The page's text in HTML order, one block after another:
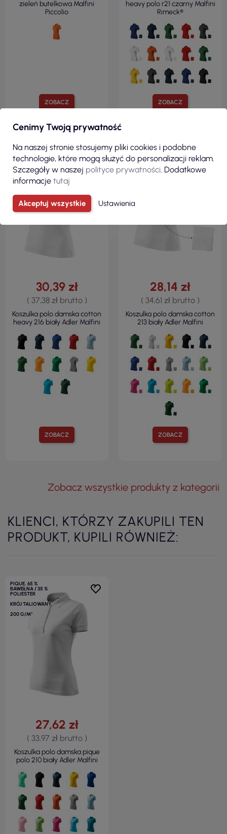
ZOBACZ
zieleń butelkowa Malfini
Piccolio
ZOBACZ
heavy polo r21 czarny Malfini
Rimeck®
PIQUE, 100 %
BAWEŁNA
KRÓJ TALIOWANY
220 G/M²
ZOBACZ
30,39 zł
( 37,38 zł brutto )
Koszulka polo damska cotton
heavy 216 biały Adler Malfini
PIQUE, 100 %
BAWEŁNA
KRÓJ TALIOWANY
170 G/M²
ZOBACZ
28,14 zł
( 34,61 zł brutto )
Koszulka polo damska cotton
213 biały Adler Malfini
Zobacz wszystkie produkty z kategorii
KLIENCI, KTÓRZY ZAKUPILI TEN
PRODUKT, KUPILI RÓWNIEŻ:
PIQUE, 65 %
BAWEŁNA / 35 %
POLIESTER
KRÓJ TALIOWANY
200 G/M²
27,62 zł
( 33,97 zł brutto )
Koszulka polo damska pique
polo 210 biały Adler Malfini
Cenimy Twoją prywatność
Na naszej stronie stosujemy pliki cookies i podobne
technologie, które mogą służyć do personalizacji reklam.
Szczegóły w naszej polityce prywatności. Dodatkowe
informacje tutaj
Akceptuj wszystkie Ustawienia